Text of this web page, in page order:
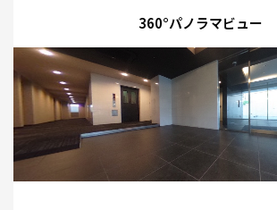
360°パノラマビュー